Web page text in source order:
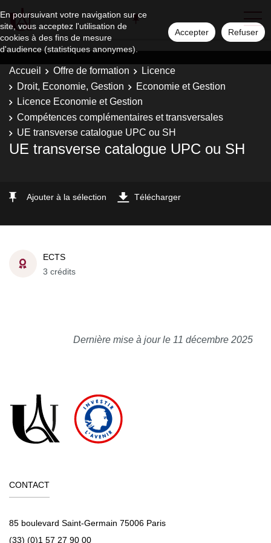
En poursuivant votre navigation sur ce
site, vous acceptez l'utilisation de
cookies à des fins de mesure
d'audience (statistiques anonymes).
Accepter Refuser
Accueil Offre de formation
Licence
Droit, Economie, Gestion
Economie et Gestion
Licence Economie et Gestion
Compétences complémentaires et transversales
UE transverse catalogue UPC ou SH
UE transverse catalogue UPC ou SH
Ajouter à la sélection Télécharger
ECTS
3 crédits
Dernière mise à jour le 11 décembre 2025
CONTACT
85 boulevard Saint-Germain 75006 Paris
(33) (0)1 57 27 90 00